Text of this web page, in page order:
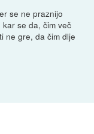
se ne praznijo
se da, čim več
ne gre, da čim dlje